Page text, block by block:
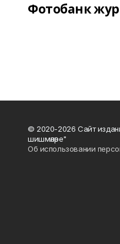
Фотобанк
© 2020-2026 Сайт
шишмәләре"
Об использовании